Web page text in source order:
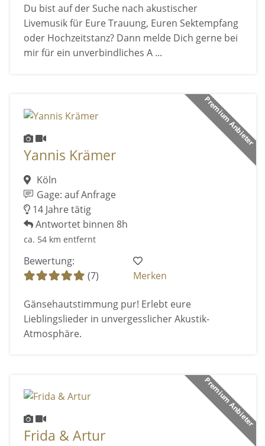
Du bist auf der Suche nach akustischer
Livemusik für Eure Trauung, Euren Sektempfang
oder Hochzeitstanz? Dann melde Dich gerne bei
mir für ein unverbindliches A ...
Premium Anbieter
Yannis Krämer
Köln
Gage: auf Anfrage
14 Jahre tätig
Antwortet binnen 8h
ca. 54 km entfernt
Bewertung:
(7)
Merken
Gänsehautstimmung pur! Erlebt eure
Lieblingslieder in unvergesslicher Akustik-
Atmosphäre.
Premium Anbieter
Frida & Artur